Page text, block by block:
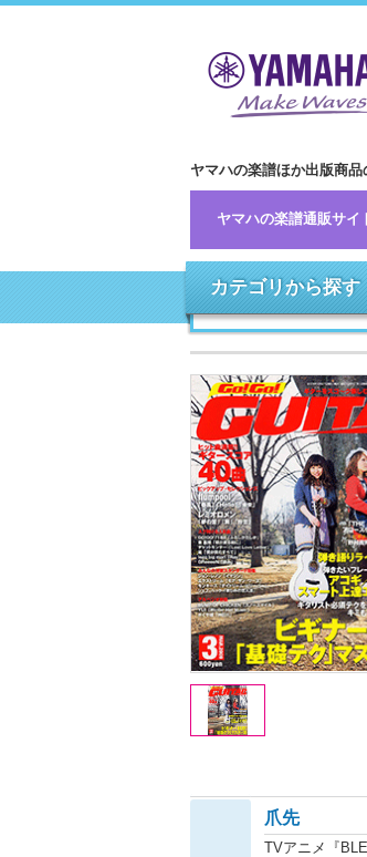
ヤマハの楽譜ほか出版商品
ヤマハの楽譜通販サイ
カテゴリから探す
爪先
TVアニメ『